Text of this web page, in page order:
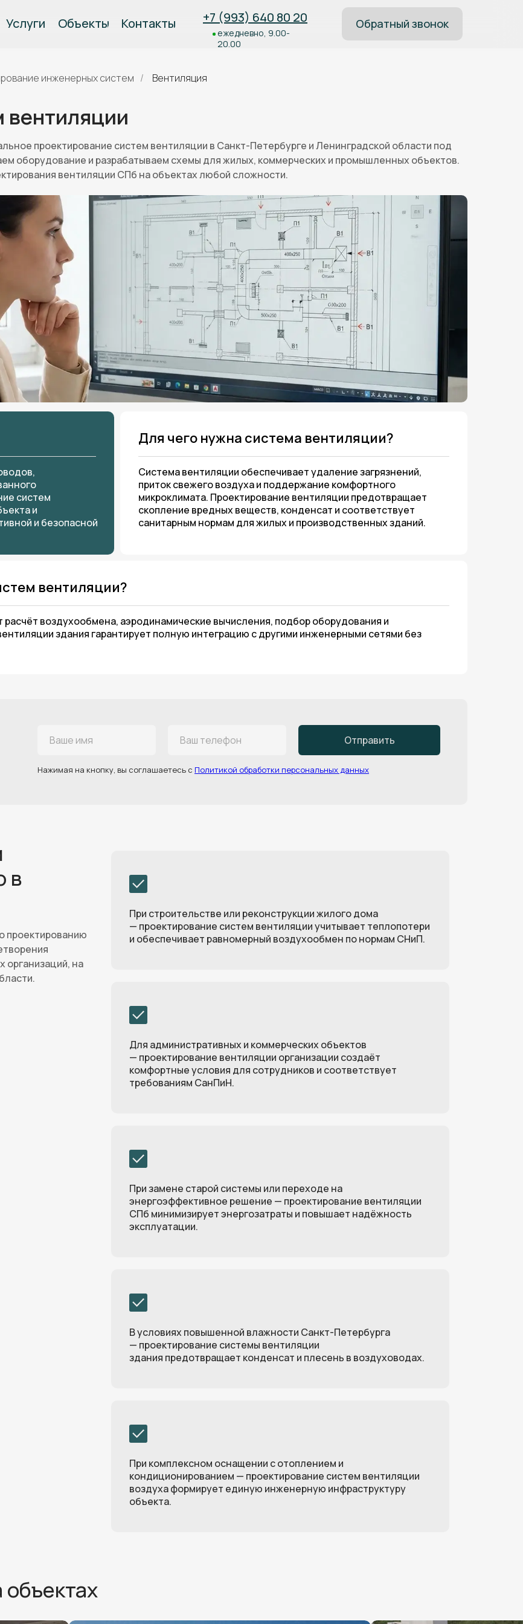
+7 (993) 640 80 20
Услуги Объекты Контакты
ежедневно, 9.00-
20.00
Обратный звонок
инженерных систем / Вентиляция
вентиляции
проектирование систем вентиляции в Санкт-Петербурге и Ленинградской области под
оборудование и разрабатываем схемы для жилых, коммерческих и промышленных объектов.
вентиляции СПб на объектах любой сложности.
Для чего нужна система вентиляции?
систем
и
и безопасной
вентиляции?
воздухообмена, аэродинамические вычисления, подбор оборудования и
здания гарантирует полную интеграцию с другими инженерными сетями без
Система вентиляции обеспечивает удаление загрязнений,
приток свежего воздуха и поддержание комфортного
микроклимата. Проектирование вентиляции предотвращает
скопление вредных веществ, конденсат и соответствует
санитарным нормам для жилых и производственных зданий.
Отправить
Нажимая на кнопку, вы соглашаетесь с Политикой обработки персональных данных
в
проектированию
организаций, на
При строительстве или реконструкции жилого дома
— проектирование систем вентиляции учитывает теплопотери
и обеспечивает равномерный воздухообмен по нормам СНиП.
Для административных и коммерческих объектов
— проектирование вентиляции организации создаёт
комфортные условия для сотрудников и соответствует
требованиям СанПиН.
При замене старой системы или переходе на
энергоэффективное решение — проектирование вентиляции
СПб минимизирует энергозатраты и повышает надёжность
эксплуатации.
В условиях повышенной влажности Санкт-Петербурга
— проектирование системы вентиляции
здания предотвращает конденсат и плесень в воздуховодах.
При комплексном оснащении с отоплением и
кондиционированием — проектирование систем вентиляции
воздуха формирует единую инженерную инфраструктуру
объекта.